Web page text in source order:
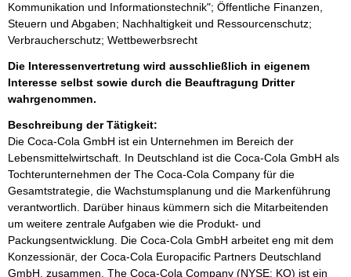
Kommunikation und Informationstechnik"; Öffentliche Finanzen,
Steuern und Abgaben; Nachhaltigkeit und Ressourcenschutz;
Verbraucherschutz; Wettbewerbsrecht
Die Interessenvertretung wird ausschließlich in eigenem
Interesse selbst sowie durch die Beauftragung Dritter
wahrgenommen.
Beschreibung der Tätigkeit:
Die Coca-Cola GmbH ist ein Unternehmen im Bereich der
Lebensmittelwirtschaft. In Deutschland ist die Coca-Cola GmbH als
Tochterunternehmen der The Coca-Cola Company für die
Gesamtstrategie, die Wachstumsplanung und die Markenführung
verantwortlich. Darüber hinaus kümmern sich die Mitarbeitenden
um weitere zentrale Aufgaben wie die Produkt- und
Packungsentwicklung. Die Coca-Cola GmbH arbeitet eng mit dem
Konzessionär, der Coca-Cola Europacific Partners Deutschland
GmbH, zusammen. The Coca-Cola Company (NYSE: KO) ist ein